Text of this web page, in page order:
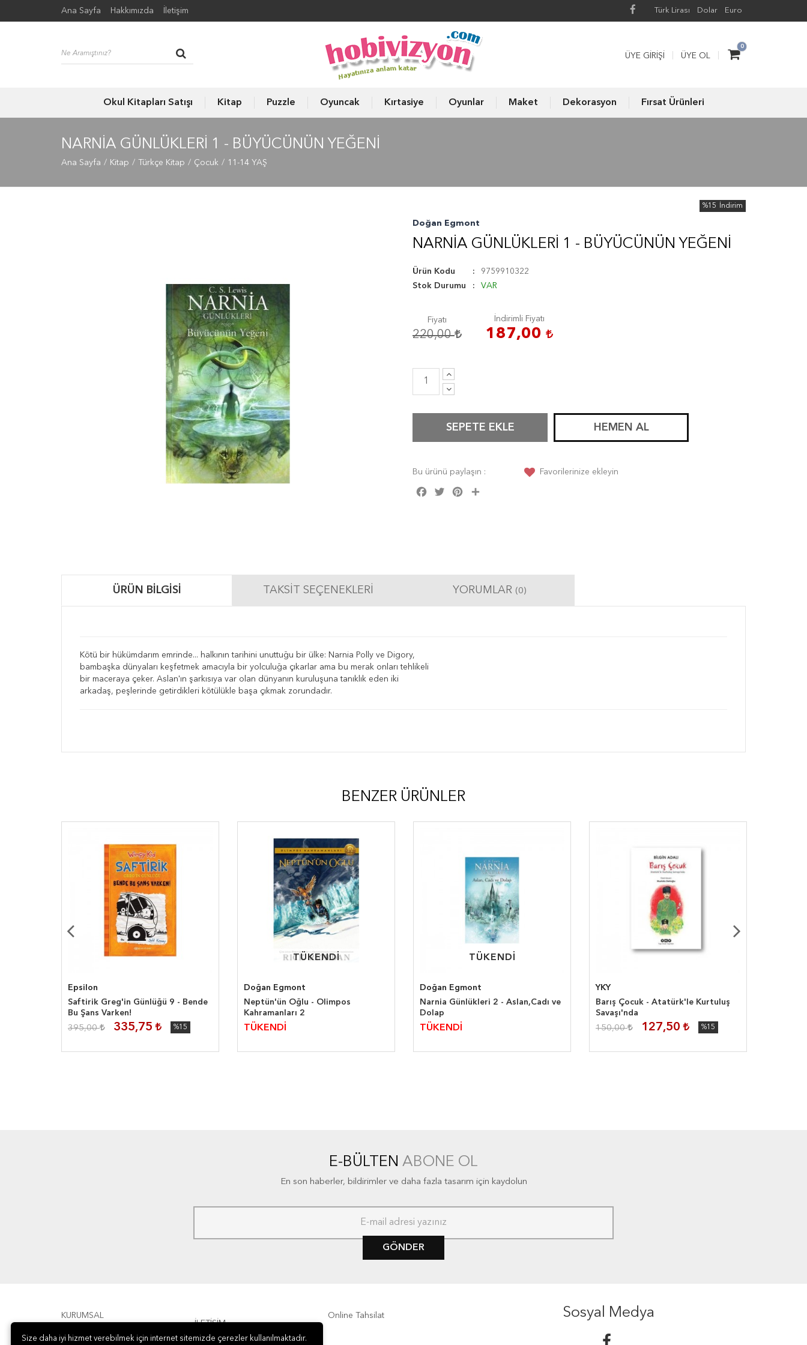
Ana Sayfa Hakkımızda İletişim Türk Lirası Dolar Euro
0
ÜYE GIRIŞI ÜYE OL
Okul Kitapları Satışı Kitap Puzzle Oyuncak Kırtasiye Oyunlar Maket Dekorasyon Fırsat Ürünleri
NARNIA GÜNLÜKLERI 1 - BÜYÜCÜNÜN YEĞENI
Ana Sayfa Kitap Türkçe Kitap Çocuk 11-14 YAŞ
Doğan Egmont
NARNIA GÜNLÜKLERI 1 - BÜYÜCÜNÜN YEĞENI
Ürün Kodu
9759910322
Stok Durumu
VAR
Fiyatı
220,00
İndirimli Fiyatı
187,00
%15 İndirim
SEPETE EKLE HEMEN AL
Bu ürünü paylaşın :
Facebook
Twitter Pinterest
Favorilerinize ekleyin
ÜRÜN BILGISI TAKSIT SEÇENEKLERI YORUMLAR (0)
Kötü bir hükümdarım emrinde... halkının tarihini unuttuğu bir ülke: Narnia Polly ve Digory,
bambaşka dünyaları keşfetmek amacıyla bir yolculuğa çıkarlar ama bu merak onları tehlikeli
bir maceraya çeker. Aslan'ın şarkısıya var olan dünyanın kuruluşuna tanıklık eden iki
arkadaş, peşlerinde getirdikleri kötülükle başa çıkmak zorundadır.
BENZER ÜRÜNLER
Epsilon
Saftirik Greg'in Günlüğü 9 - Bende
Bu Şans Varken!
395,00 335,75 %15
TÜKENDİ
TÜKENDİ
Doğan Egmont
Neptün'ün Oğlu - Olimpos
Kahramanları 2
TÜKENDİ
TÜKENDİ
TÜKENDİ
Doğan Egmont
Narnia Günlükleri 2 - Aslan,Cadı ve
Dolap
TÜKENDİ
YKY
Barış Çocuk - Atatürk'le Kurtuluş
Savaşı'nda
150,00 127,50 %15
E-BÜLTEN ABONE OL
En son haberler, bildirimler ve daha fazla tasarım için kaydolun
GÖNDER
KURUMSAL
ÖDEME
İLETİŞİM
Online Tahsilat Sosyal Medya
Size daha iyi hizmet verebilmek için internet sitemizde çerezler kullanılmaktadır.